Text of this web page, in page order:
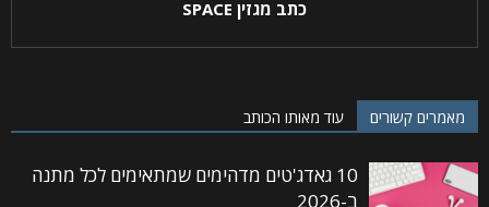
כתב מגזין SPACE
מאמרים קשורים עוד מאותו הכותב
10 גאדג'טים מדהימים שמתאימים לכל מתנה
ב-2026